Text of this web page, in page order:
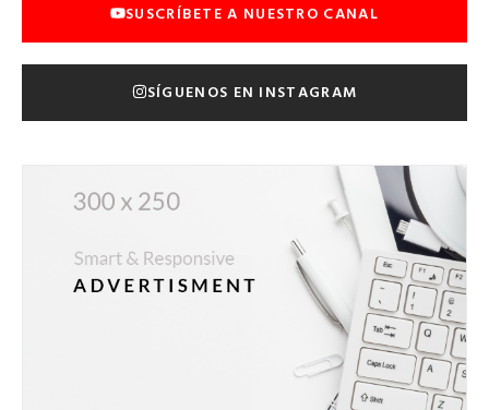
SUSCRÍBETE A NUESTRO CANAL
SÍGUENOS EN INSTAGRAM